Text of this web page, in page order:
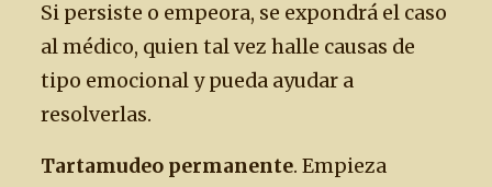
Si persiste o empeora, se expondrá el caso
al médico, quien tal vez halle causas de
tipo emocional y pueda ayudar a
resolverlas.
Tartamudeo permanente. Empieza